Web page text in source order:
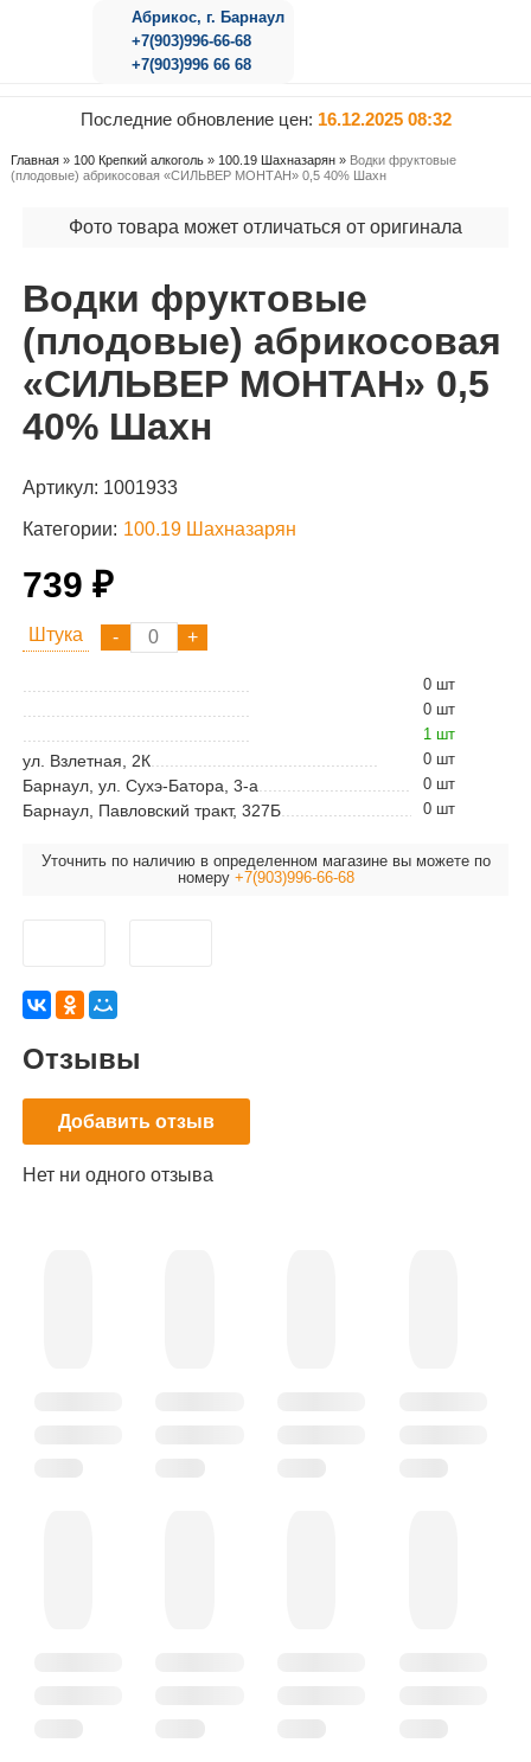
Абрикос, г. Барнаул
+7(903)996-66-68
+7(903)996 66 68
Последние обновление цен: 16.12.2025 08:32
Главная» 100 Крепкий алкоголь» 100.19 Шахназарян» Водки фруктовые
(плодовые) абрикосовая «СИЛЬВЕР МОНТАН» 0,5 40% Шахн
Фото товара может отличаться от оригинала
Водки фруктовые
(плодовые) абрикосовая
«СИЛЬВЕР МОНТАН» 0,5
40% Шахн
Артикул: 1001933
Категории: 100.19 Шахназарян
739 ₽
Штука
0 шт
0 шт
1 шт
ул. Взлетная, 2К 0 шт
Барнаул, ул. Сухэ-Батора, 3-а 0 шт
Барнаул, Павловский тракт, 327Б 0 шт
Уточнить по наличию в определенном магазине вы можете по
номеру +7(903)996-66-68
Отзывы
Добавить отзыв
Нет ни одного отзыва